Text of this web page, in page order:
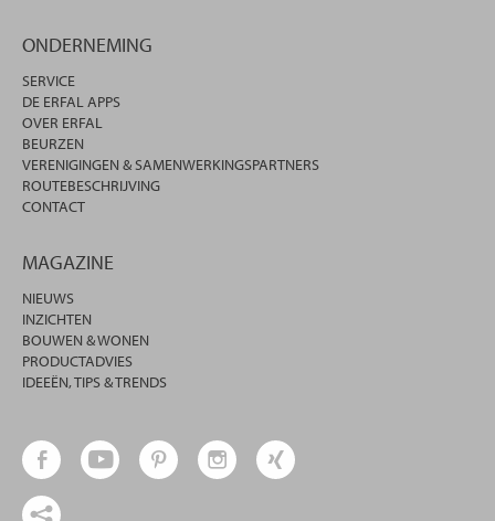
ONDERNEMING
SERVICE
DE ERFAL APPS
OVER ERFAL
BEURZEN
VERENIGINGEN & SAMENWERKINGSPARTNERS
ROUTEBESCHRIJVING
CONTACT
MAGAZINE
NIEUWS
INZICHTEN
BOUWEN & WONEN
PRODUCTADVIES
IDEEËN, TIPS & TRENDS